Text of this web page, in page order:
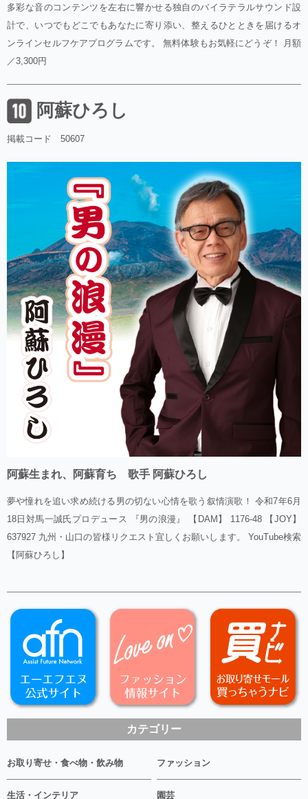
カテゴリー
お取り寄せ・食べ物・飲み物 ファッション
生活・インテリア 園芸
多彩な音のコンテンツを左右に響かせる独自のバイラテラルサウンド設
計で、いつでもどこでもあなたに寄り添い、整えるひとときを届けるオ
ンラインセルフケアプログラムです。 無料体験もお気軽にどうぞ！ 月額
／3,300円
阿蘇ひろし
掲載コード 50607
阿蘇生まれ、阿蘇育ち 歌手 阿蘇ひろし
夢や憧れを追い求め続ける男の切ない心情を歌う叙情演歌！ 令和7年6月
18日対馬一誠氏プロデュース 『男の浪漫』 【DAM】 1176-48 【JOY】
637927 九州・山口の皆様リクエスト宜しくお願いします。 YouTube検索
【阿蘇ひろし】